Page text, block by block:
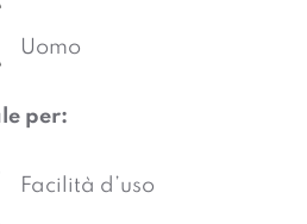
Uomo
per:
Facilità d’uso